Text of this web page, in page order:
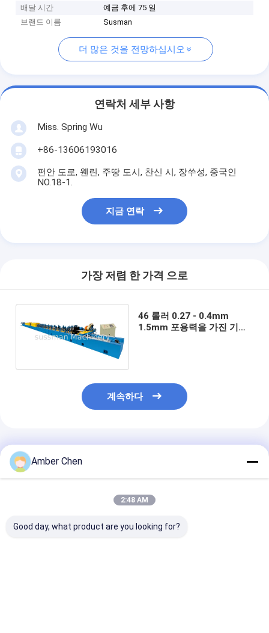
배달 시간
예금 후에 75 일
브랜드 이름
Susman
더 많은 것을 전망하십시오
연락처 세부 사항
Miss. Spring Wu
+86-13606193016
펀안 도로, 웬린, 주땅 도시, 찬신 시, 장쑤성, 중국인
NO.18-1.
지금 연락
가장 저렴 한 가격 으로
46 롤러 0.27 - 0.4mm
1.5mm 포용력을 가진 기계
계속하다
추천된 제품
Amber Chen
2:48 AM
Good day, what product are you looking for?